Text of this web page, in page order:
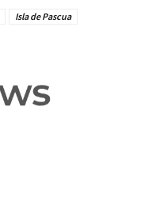
Isla de Pascua